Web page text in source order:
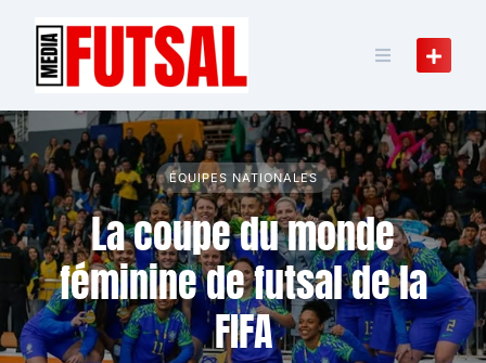
content
ÉQUIPES NATIONALES
La coupe du monde
féminine de futsal de la
FIFA